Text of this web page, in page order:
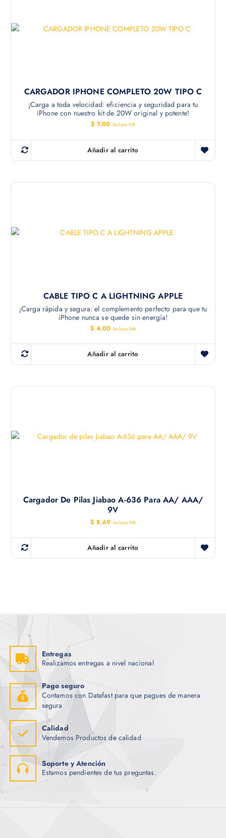
CARGADOR IPHONE COMPLETO 20W TIPO C
¡Carga a toda velocidad: eficiencia y seguridad para tu
iPhone con nuestro kit de 20W original y potente!
$ 7.00 Incluye IVA
Añadir al carrito
CABLE TIPO C A LIGHTNING APPLE
¡Carga rápida y segura: el complemento perfecto para que tu
iPhone nunca se quede sin energía!
$ 4.00 Incluye IVA
Añadir al carrito
Cargador De Pilas Jiabao A-636 Para AA/ AAA/
9V
$ 8.69 Incluye IVA
Añadir al carrito
Entregas
Realizamos entregas a nivel nacional
Pago seguro
Contamos con Datafast para que pagues de manera
segura
Calidad
Vendemos Productos de calidad
Soporte y Atención
Estamos pendientes de tus preguntas.